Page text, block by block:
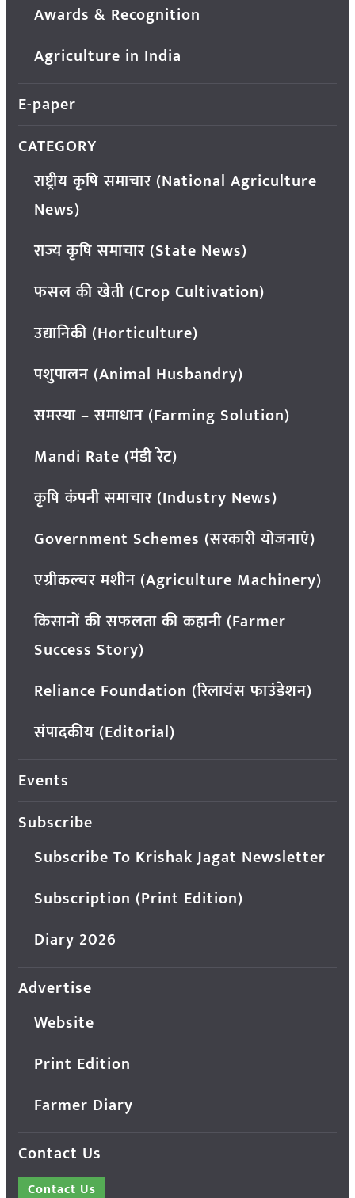
Awards & Recognition
Agriculture in India
E-paper
CATEGORY
राष्ट्रीय कृषि समाचार (National Agriculture
News)
राज्य कृषि समाचार (State News)
फसल की खेती (Crop Cultivation)
उद्यानिकी (Horticulture)
पशुपालन (Animal Husbandry)
समस्या – समाधान (Farming Solution)
Mandi Rate (मंडी रेट)
कृषि कंपनी समाचार (Industry News)
Government Schemes (सरकारी योजनाएं)
एग्रीकल्चर मशीन (Agriculture Machinery)
किसानों की सफलता की कहानी (Farmer
Success Story)
Reliance Foundation (रिलायंस फाउंडेशन)
संपादकीय (Editorial)
Events
Subscribe
Subscribe To Krishak Jagat Newsletter
Subscription (Print Edition)
Diary 2026
Advertise
Website
Print Edition
Farmer Diary
Contact Us
Contact Us